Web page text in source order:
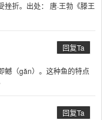
折。出处： 唐·王勃《滕王
回复Ta
鳡（gǎn）。这种鱼的特点
回复Ta